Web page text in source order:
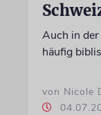
Auch in
häufig
von Nicole